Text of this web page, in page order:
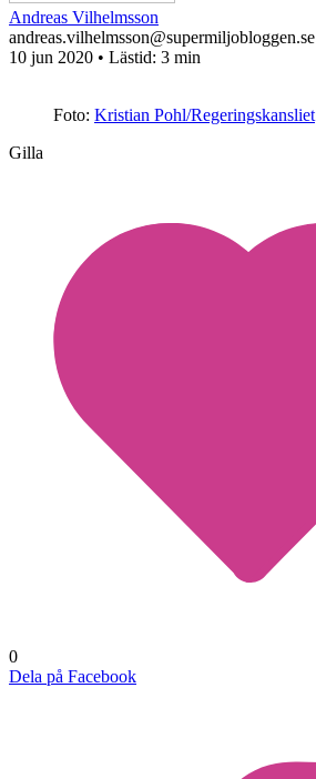
Andreas Vilhelmsson
andreas.vilhelmsson@supermiljobloggen.se
10 jun 2020 • Lästid: 3 min
Foto: Kristian Pohl/Regeringskansliet
Gilla
0
Dela på Facebook